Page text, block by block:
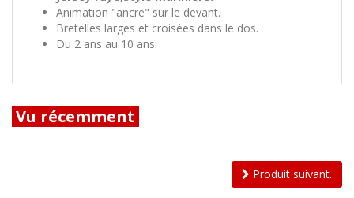
Animation "ancre" sur le devant.
Bretelles larges et croisées dans le dos.
Du 2 ans au 10 ans.
Vu récemment
Produit suivant.